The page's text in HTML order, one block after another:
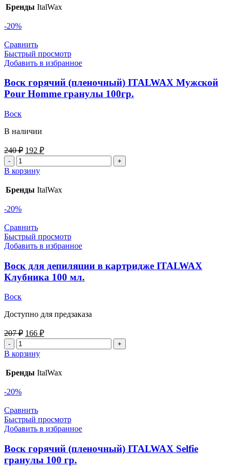
Бренды ItalWax
-20%
Сравнить
Быстрый просмотр
Добавить в избранное
Воск горячий (пленочный) ITALWAX Мужской
Pour Homme гранулы 100гр.
Воск
В наличии
240₽ 192 ₽
В корзину
Бренды ItalWax
-20%
Сравнить
Быстрый просмотр
Добавить в избранное
Воск для депиляции в картридже ITALWAX
Клубника 100 мл.
Воск
Доступно для предзаказа
207₽ 166 ₽
В корзину
Бренды ItalWax
-20%
Сравнить
Быстрый просмотр
Добавить в избранное
Воск горячий (пленочный) ITALWAX Selfie
гранулы 100 гр.